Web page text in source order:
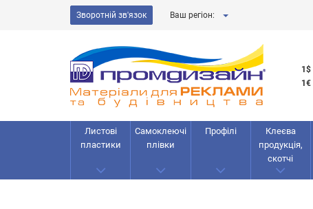
Зворотній зв'язок Ваш регіон:
1$
1€
Листові
пластики
Самоклеючі
плівки
Профілі
Клеєва
продукція,
скотчі